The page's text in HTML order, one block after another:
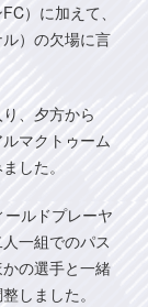
）に加えて、
）の欠場に言
、夕方から
マクトゥーム
した。
ルドプレーヤ
一組でのパス
の選手と一緒
しました。